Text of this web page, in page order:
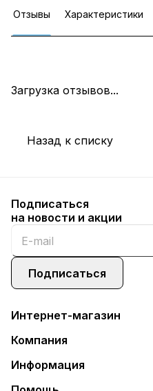
Отзывы Характеристики
Загрузка отзывов...
Назад к списку
Подписаться
на новости и акции
Подписаться
Интернет-магазин
Компания
Информация